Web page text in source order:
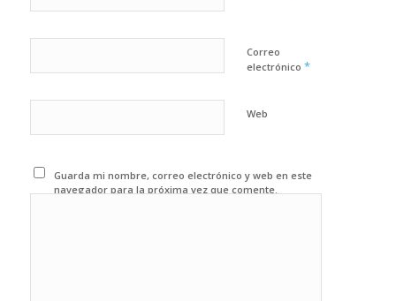
Correo
electrónico *
Web
Guarda mi nombre, correo electrónico y web en este
navegador para la próxima vez que comente.